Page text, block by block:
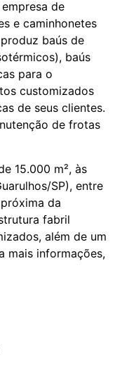
de
e caminhonetes
baús de
baús
para o
customizados
de seus clientes.
de frotas
15.000 m², às
SP), entre
da
fabril
além de um
mais informações,